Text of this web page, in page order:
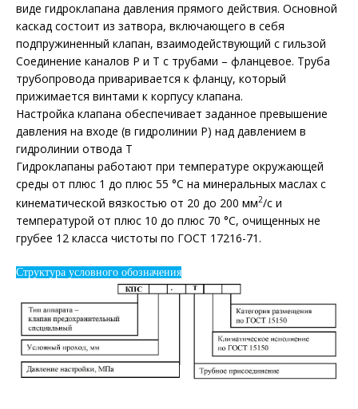
виде гидроклапана давления прямого действия. Основной
каскад состоит из затвора, включающего в себя
подпружиненный клапан, взаимодействующий с гильзой
Соединение каналов Р и Т с трубами – фланцевое. Труба
трубопровода приваривается к фланцу, который
прижимается винтами к корпусу клапана.
Настройка клапана обеспечивает заданное превышение
давления на входе (в гидролинии Р) над давлением в
гидролинии отвода Т
Гидроклапаны работают при температуре окружающей
среды от плюс 1 до плюс 55 °С на минеральных маслах с
кинематической вязкостью от 20 до 200 мм2/с и
температурой от плюс 10 до плюс 70 °С, очищенных не
грубее 12 класса чистоты по ГОСТ 17216-71.
Структура условного обозначения